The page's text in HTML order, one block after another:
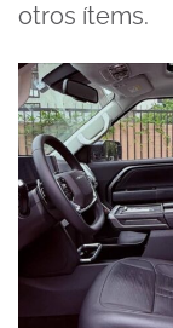
otros ítems.